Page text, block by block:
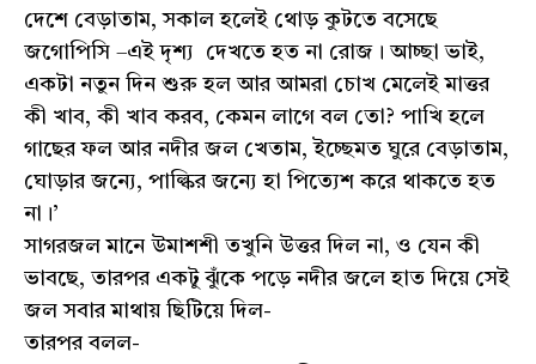
দেশে বেড়াতাম, সকাল হলেই থোড় কুটতে বসেছে
জগোপিসি –এই দৃশ্য দেখতে হত না রোজ। আচ্ছা ভাই,
একটা নতুন দিন শুরু হল আর আমরা চোখ মেলেই মাত্তর
কী খাব, কী খাব করব, কেমন লাগে বল তো? পাখি হলে
গাছের ফল আর নদীর জল খেতাম, ইচ্ছেমত ঘুরে বেড়াতাম,
ঘোড়ার জন্যে, পাল্কির জন্যে হা পিত্যেশ করে থাকতে হত
না।’
সাগরজল মানে উমাশশী তখুনি উত্তর দিল না, ও যেন কী
ভাবছে, তারপর একটু ঝুঁকে পড়ে নদীর জলে হাত দিয়ে সেই
জল সবার মাথায় ছিটিয়ে দিল-
তারপর বলল-